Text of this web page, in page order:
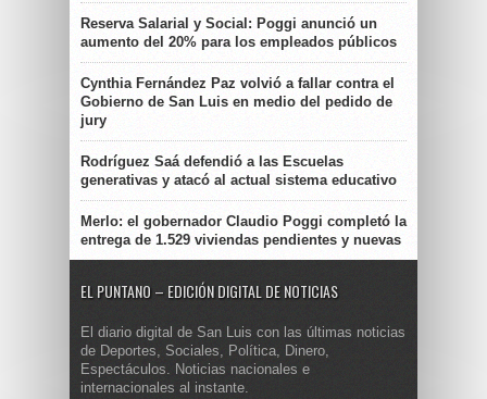
Reserva Salarial y Social: Poggi anunció un
aumento del 20% para los empleados públicos
Cynthia Fernández Paz volvió a fallar contra el
Gobierno de San Luis en medio del pedido de
jury
Rodríguez Saá defendió a las Escuelas
generativas y atacó al actual sistema educativo
Merlo: el gobernador Claudio Poggi completó la
entrega de 1.529 viviendas pendientes y nuevas
EL PUNTANO – EDICIÓN DIGITAL DE NOTICIAS
El diario digital de San Luis con las últimas noticias
de Deportes, Sociales, Política, Dinero,
Espectáculos. Noticias nacionales e
internacionales al instante.